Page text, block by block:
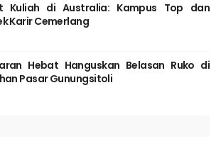
Kuliah di Australia: Kampus Top dan
Karir Cemerlang
Hebat Hanguskan Belasan Ruko di
Pasar Gunungsitoli